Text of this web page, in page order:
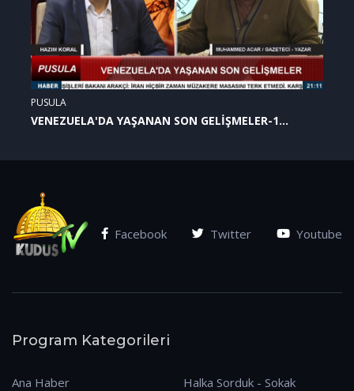
PUSULA
VENEZUELA'DA YAŞANAN SON GELİŞMELER-1
Facebook Twitter Youtube
Program Kategorileri
Ana Haber
Halka Sorduk - Sokak